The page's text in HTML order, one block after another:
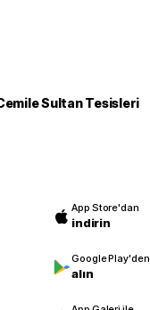
Sultan Tesisleri
App Store'dan
indirin
Google Play'den
alın